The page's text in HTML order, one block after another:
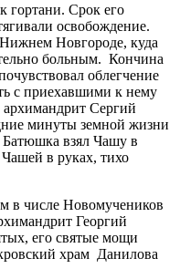
гортани. Срок его
освобождение.
Новгороде, куда
больным. Кончина
облегчение
с приехавшими к нему
Сергий
минуты земной жизни
взял Чашу в
в руках, тихо
в числе Новомучеников
Георгий
его святые мощи
храм Данилова